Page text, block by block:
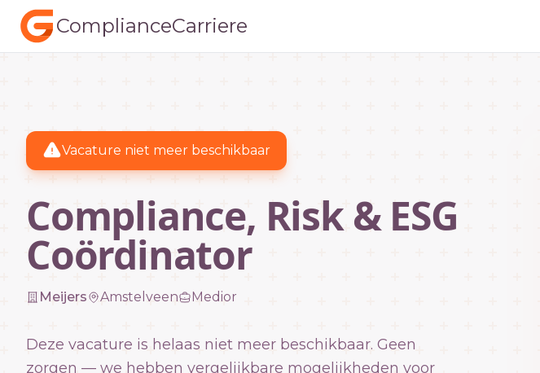
ComplianceCarriere
Vacature niet meer beschikbaar
Compliance, Risk & ESG
Coördinator
Meijers Amstelveen Medior
Deze vacature is helaas niet meer beschikbaar. Geen
zorgen — we hebben vergelijkbare mogelijkheden voor